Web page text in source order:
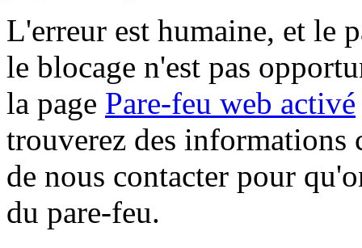
L'erreur est humaine, et le
le blocage n'est pas
la page Pare-feu web activé
trouverez des informations
de nous contacter pour
du pare-feu.